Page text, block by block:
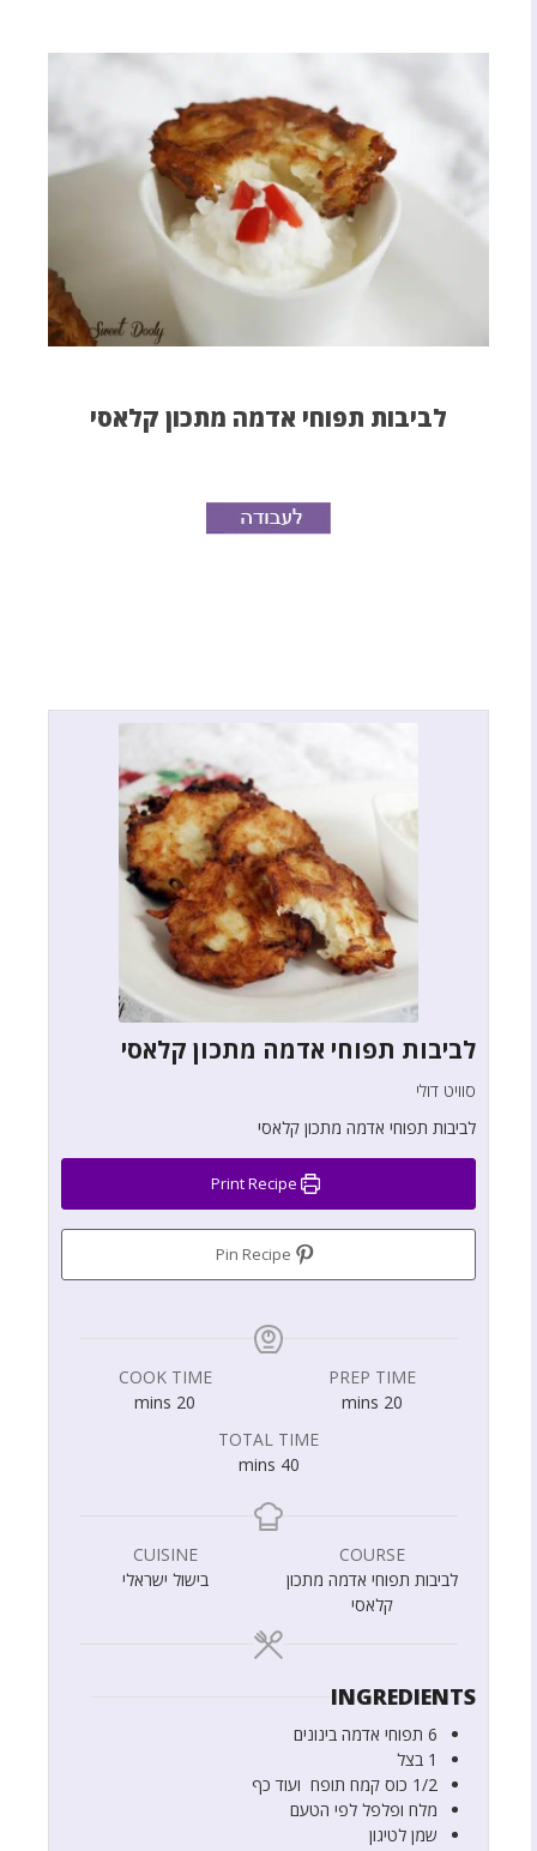
לביבות תפוחי אדמה מתכון קלאסי
לביבות תפוחי אדמה מתכון קלאסי
סוויט דולי
לביבות תפוחי אדמה מתכון קלאסי
PREP TIME
20
mins
COOK TIME
20
mins
TOTAL TIME
40
mins
COURSE
לביבות תפוחי אדמה מתכון
קלאסי
CUISINE
בישול ישראלי
INGREDIENTS
6 תפוחי אדמה בינונים
1 בצל
1/2 כוס קמח תופח ועוד כף
מלח ופלפל לפי הטעם
שמן לטיגון